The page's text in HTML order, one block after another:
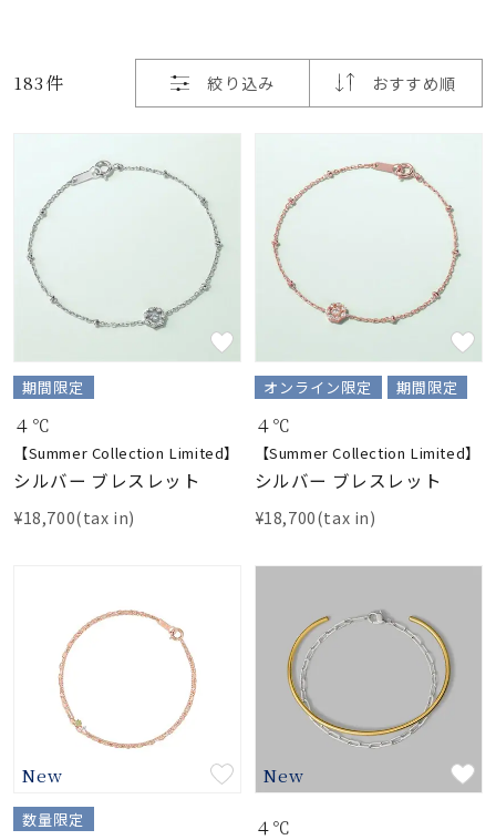
価格 ¥0
すべて表示
183件 絞り込み おすすめ順
期間限定
４℃
【Summer Collection Limited】
シルバー ブレスレット
¥18,700(tax in)
オンライン限定 期間限定
４℃
【Summer Collection Limited】
シルバー ブレスレット
¥18,700(tax in)
New
数量限定
New
４℃